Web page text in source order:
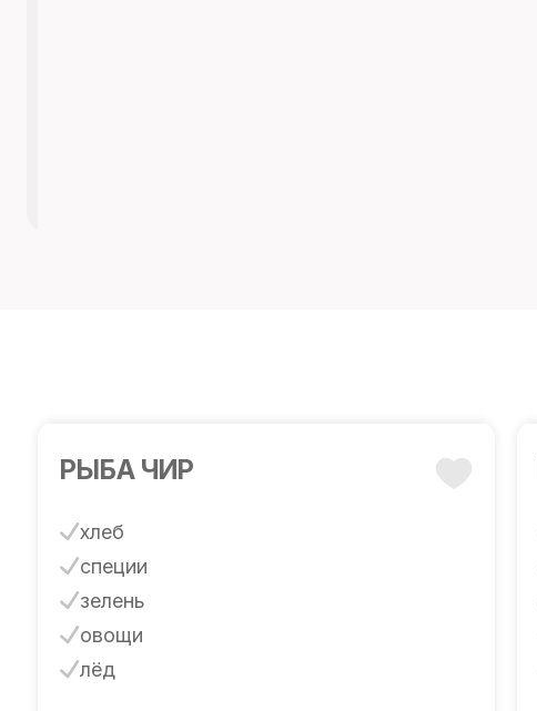
РЫБА ЧИР
хлеб
специи
зелень
овощи
лёд